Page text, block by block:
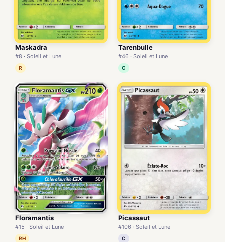
Maskadra
#8 · Soleil et Lune
R
Tarenbulle
#46 · Soleil et Lune
C
Floramantis
#15 · Soleil et Lune
RH
Picassaut
#106 · Soleil et Lune
C